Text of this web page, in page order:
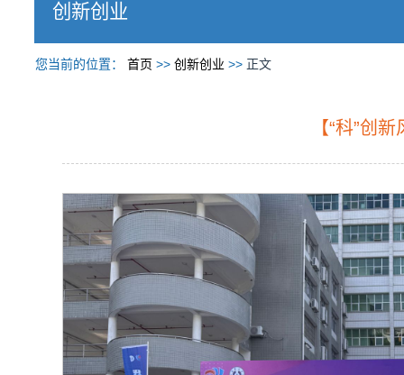
创新创业
您当前的位置： 首页 >> 创新创业 >> 正文
【“科”创